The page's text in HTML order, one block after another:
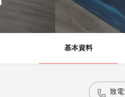
基本資料
致